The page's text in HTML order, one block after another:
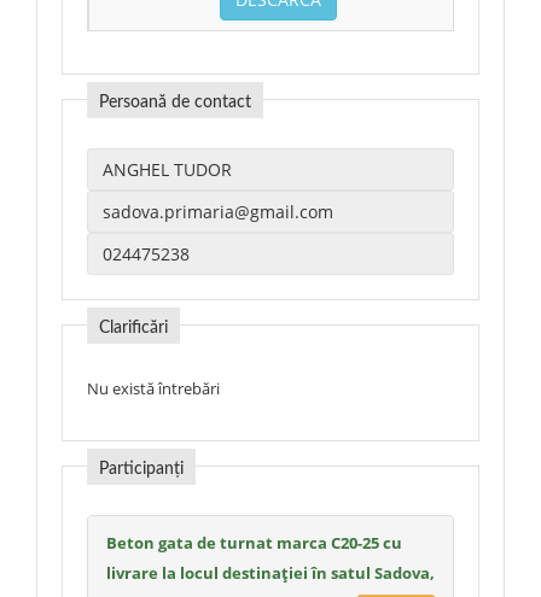
Persoană de contact
Clarificări
Nu există întrebări
Participanți
Beton gata de turnat marca C20-25 cu
livrare la locul destinației în satul Sadova,